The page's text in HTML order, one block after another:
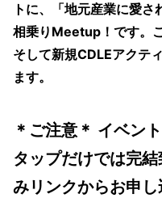
トに、「地元産業に愛
相乗りMeetup！です。
そして新規CDLEアクテ
ます。
＊ご注意＊ イベン
タップだけでは完
みリンクからお申